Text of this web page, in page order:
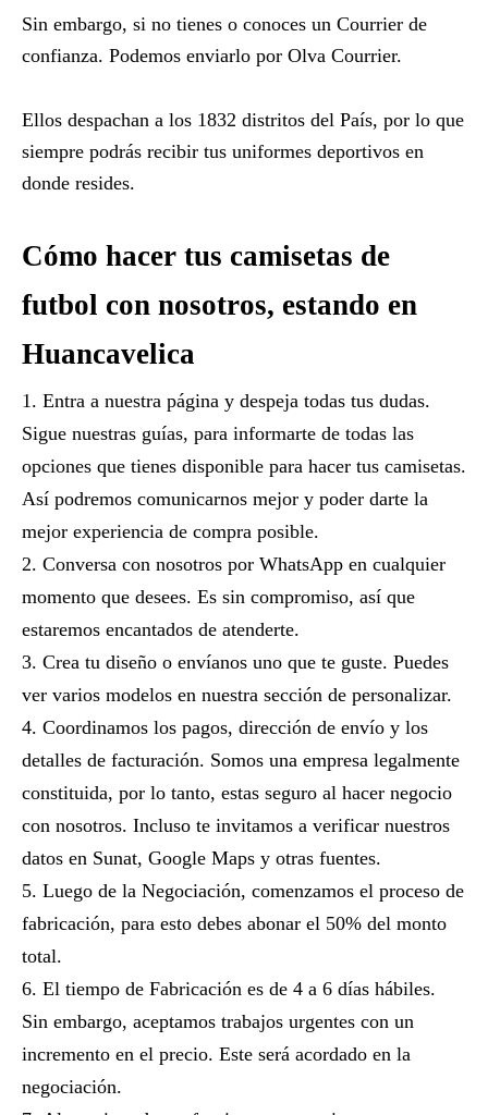
Sin embargo, si no tienes o conoces un Courrier de
confianza. Podemos enviarlo por Olva Courrier.
Ellos despachan a los 1832 distritos del País, por lo que
siempre podrás recibir tus uniformes deportivos en
donde resides.
Cómo hacer tus camisetas de
futbol con nosotros, estando en
Huancavelica
Entra a nuestra página y despeja todas tus dudas.
Sigue nuestras guías, para informarte de todas las
opciones que tienes disponible para hacer tus camisetas.
Así podremos comunicarnos mejor y poder darte la
mejor experiencia de compra posible.
Conversa con nosotros por WhatsApp en cualquier
momento que desees. Es sin compromiso, así que
estaremos encantados de atenderte.
Crea tu diseño o envíanos uno que te guste. Puedes
ver varios modelos en nuestra sección de personalizar.
Coordinamos los pagos, dirección de envío y los
detalles de facturación. Somos una empresa legalmente
constituida, por lo tanto, estas seguro al hacer negocio
con nosotros. Incluso te invitamos a verificar nuestros
datos en Sunat, Google Maps y otras fuentes.
Luego de la Negociación, comenzamos el proceso de
fabricación, para esto debes abonar el 50% del monto
total.
El tiempo de Fabricación es de 4 a 6 días hábiles.
Sin embargo, aceptamos trabajos urgentes con un
incremento en el precio. Este será acordado en la
negociación.